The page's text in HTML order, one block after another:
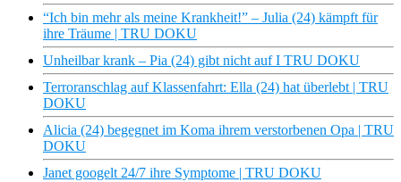
“Ich bin mehr als meine Krankheit!” – Julia (24) kämpft für
ihre Träume | TRU DOKU
Unheilbar krank – Pia (24) gibt nicht auf I TRU DOKU
Terroranschlag auf Klassenfahrt: Ella (24) hat überlebt | TRU
DOKU
Alicia (24) begegnet im Koma ihrem verstorbenen Opa | TRU
DOKU
Janet googelt 24/7 ihre Symptome | TRU DOKU